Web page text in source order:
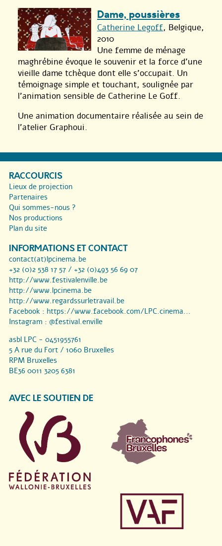
Dame, poussières
Catherine Legoff, Belgique,
2010
Une femme de ménage
maghrébine évoque le souvenir et la force d’une
vieille dame tchèque dont elle s’occupait. Un
témoignage simple et touchant, soulignée par
l’animation sensible de Catherine Le Goff.
Une animation documentaire réalisée au sein de
l’atelier Graphoui.
RACCOURCIS
Lieux de projection
Partenaires
Qui sommes-nous ?
Nos productions
Plan du site
INFORMATIONS ET CONTACT
contact(at)lpcinema.be
+32 (0)2 538 17 57 / +32 (0)493 56 69 07
http://www.festivalenville.be
http://www.lpcinema.be
http://www.regardssurletravail.be
Facebook : https://www.facebook.com/LPC.cinema...
Instagram : @festival.enville
asbl LPC - 0451955761
5 A rue du Fort / 1060 Bruxelles
RPM Bruxelles
BE36 0011 3205 6381
AVEC LE SOUTIEN DE